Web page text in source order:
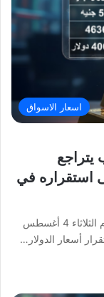
اسعار الاسواق
استقراره في
كتب-محمد أشرف رصد موقع «هواها بيطري» اليوم الثلاثاء 4 أغسطس